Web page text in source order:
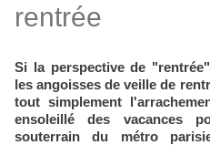
rentrée
Si la perspective de
les angoisses de veille de
tout simplement
ensoleillé des vacances
souterrain du métro